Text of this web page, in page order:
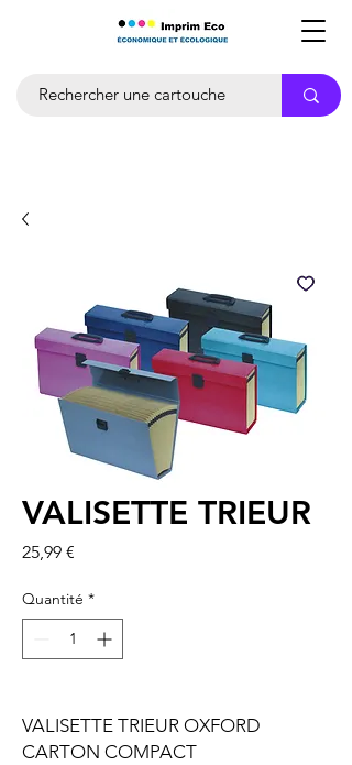
VALISETTE TRIEUR
25,99 €
Quantité *
VALISETTE TRIEUR OXFORD
CARTON COMPACT